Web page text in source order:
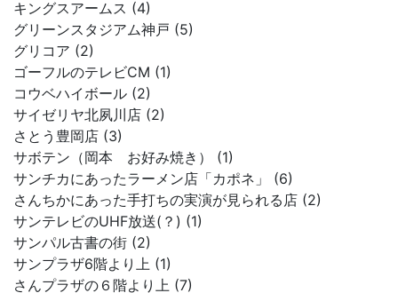
キングスアームス (4)
グリーンスタジアム神戸 (5)
グリコア (2)
ゴーフルのテレビCM (1)
コウベハイボール (2)
サイゼリヤ北夙川店 (2)
さとう豊岡店 (3)
サボテン（岡本 お好み焼き） (1)
サンチカにあったラーメン店「カポネ」 (6)
さんちかにあった手打ちの実演が見られる店 (2)
サンテレビのUHF放送(？) (1)
サンパル古書の街 (2)
サンプラザ6階より上 (1)
さんプラザの６階より上 (7)